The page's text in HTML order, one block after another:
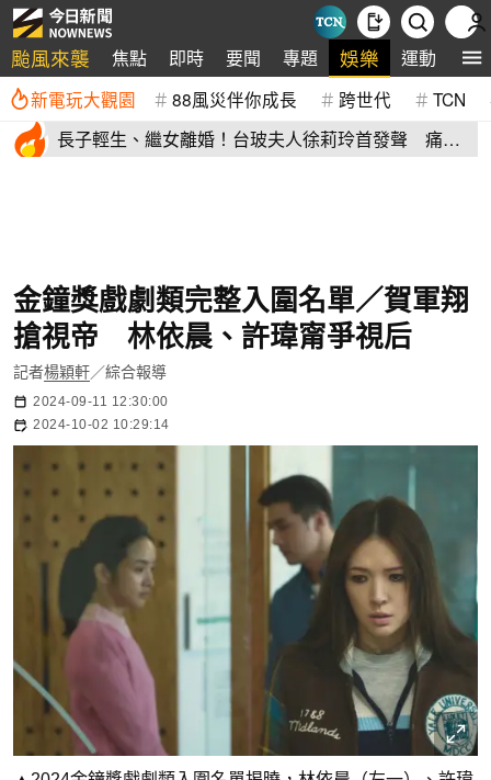
颱風來襲 焦點 即時 要聞 專題 娛樂 運動 全
新電玩大觀園 88風災伴你成長 跨世代 TCN
長子輕生、繼女離婚！台玻夫人徐莉玲首發聲 痛揭
金鐘獎戲劇類完整入圍名單／賀軍翔
搶視帝 林依晨、許瑋甯爭視后
記者楊穎軒／綜合報導
2024-09-11 12:30:00
2024-10-02 10:29:14